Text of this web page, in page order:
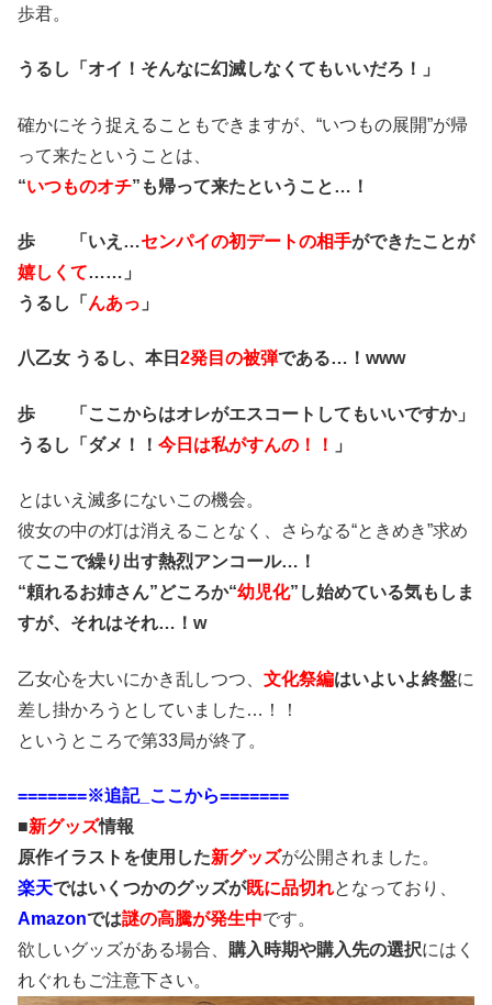
歩君。
うるし「オイ！そんなに幻滅しなくてもいいだろ！」
確かにそう捉えることもできますが、“いつもの展開”が帰
って来たということは、
“いつものオチ”も帰って来たということ…！
歩 「いえ…センパイの初デートの相手ができたことが
嬉しくて……」
うるし「 んあっ 」
八乙女 うるし、本日 2発目の被弾である…！www
歩 「ここからはオレがエスコートしてもいいですか」
うるし「ダメ！！ 今日は私がすんの！！ 」
とはいえ滅多にないこの機会。
彼女の中の灯は消えることなく、さらなる“ときめき”求め
て ここで繰り出す熱烈アンコール…！
“頼れるお姉さん”どころか“幼児化”し始めている気もしま
すが、それはそれ…！w
乙女心を大いにかき乱しつつ、 文化祭編はいよいよ終盤に
差し掛かろうとしていました…！！
というところで第33局が終了。
=======※追記_ここから=======
■新グッズ情報
原作イラストを使用した新グッズが公開されました。
楽天ではいくつかのグッズが既に品切れとなっており、
Amazonでは謎の高騰が発生中です。
欲しいグッズがある場合、 購入時期や購入先の選択にはく
れぐれもご注意下さい。